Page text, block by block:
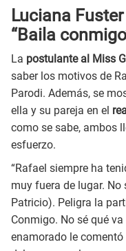
Luciana
“Baila
La postulante al Miss
saber los motivos de
Parodi. Además, se
ella y su pareja en el
como se sabe, ambos
esfuerzo.
“Rafael siempre ha
muy fuera de lugar.
Patricio). Peligra la
Conmigo. No sé qué
enamorado le